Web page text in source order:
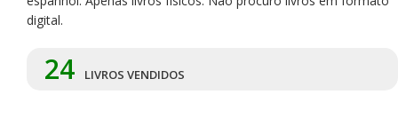
digital.
24 LIVROS VENDIDOS